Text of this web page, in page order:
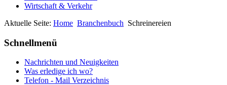
Wirtschaft & Verkehr
Aktuelle Seite: Home Branchenbuch Schreinereien
Schnellmenü
Nachrichten und Neuigkeiten
Was erledige ich wo?
Telefon - Mail Verzeichnis